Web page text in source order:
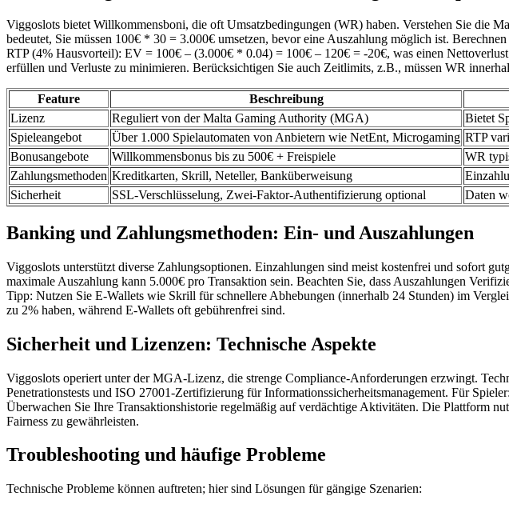
Viggoslots bietet Willkommensboni, die oft Umsatzbedingungen (WR) haben. Verstehen Sie die
bedeutet, Sie müssen 100€ * 30 = 3.000€ umsetzen, bevor eine Auszahlung möglich ist.
RTP (4% Hausvorteil): EV = 100€ – (3.000€ * 0.04) = 100€ – 120€ = -20€, was einen
erfüllen und Verluste zu minimieren. Berücksichtigen Sie auch Zeitlimits, z.B., müssen WR
Feature Beschreibung
Lizenz
Reguliert von der Malta Gaming Authority (MGA)
Bietet
Spieleangebot
Über 1.000 Spielautomaten von Anbietern wie NetEnt, Microgaming RTP
Bonusangebote
Willkommensbonus bis zu 500€ + Freispiele
WR
Zahlungsmethoden Kreditkarten, Skrill, Neteller, Banküberweisung
Sicherheit
SSL-Verschlüsselung, Zwei-Faktor-Authentifizierung optional Daten
Banking und Zahlungsmethoden: Ein- und Auszahlungen
Viggoslots unterstützt diverse Zahlungsoptionen. Einzahlungen sind meist kostenfrei und sofort
maximale Auszahlung kann 5.000€ pro Transaktion sein. Beachten Sie, dass Auszahlungen
Tipp: Nutzen Sie E-Wallets wie Skrill für schnellere Abhebungen (innerhalb 24 Stunden) im
zu 2% haben, während E-Wallets oft gebührenfrei sind.
Sicherheit und Lizenzen: Technische Aspekte
Viggoslots operiert unter der MGA-Lizenz, die strenge Compliance-Anforderungen erzwingt.
Penetrationstests und ISO 27001-Zertifizierung für Informationssicherheitsmanagement. Für
Überwachen Sie Ihre Transaktionshistorie regelmäßig auf verdächtige Aktivitäten. Die Plattform
Fairness zu gewährleisten.
Troubleshooting und häufige Probleme
Technische Probleme können auftreten; hier sind Lösungen für gängige Szenarien: